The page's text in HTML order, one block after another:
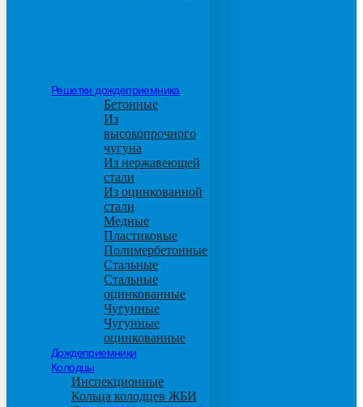
Решетки дождеприемника
Бетонные
Из
высокопрочного
чугуна
Из нержавеющей
стали
Из оцинкованной
стали
Медные
Пластиковые
Полимербетонные
Стальные
Стальные
оцинкованные
Чугунные
Чугунные
оцинкованные
Дождеприемники
Колодцы
Инспекционные
Кольца колодцев ЖБИ